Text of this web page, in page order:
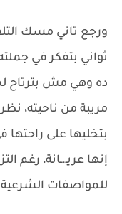
ورجع تاني مسك
ثواني بتفكر في
ده وهي مش بترتاح
مريبة من ناحيته،
بتخليها على
إنها عريـ.ـانة، رغم
للمواصفات